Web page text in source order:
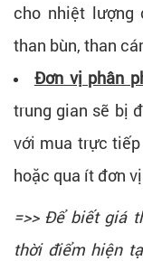
cho nhiệt lượng
than bùn, than
Đơn vị phân
trung gian sẽ bị
với mua trực
hoặc qua ít đơn
=>> Để biết giá
thời điểm hiện